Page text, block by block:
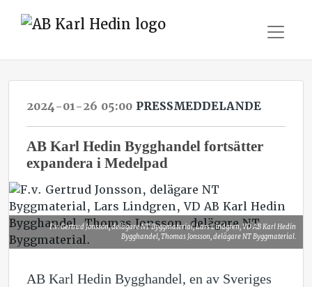
2024-01-26 05:00 PRESSMEDDELANDE
AB Karl Hedin Bygghandel fortsätter
expandera i Medelpad
F.v. Gertrud Jonsson, delägare NT Byggmaterial, Lars Lindgren, VD AB Karl Hedin
Bygghandel, Thomas Jonsson, delägare NT Byggmaterial.
AB Karl Hedin Bygghandel, en av Sveriges